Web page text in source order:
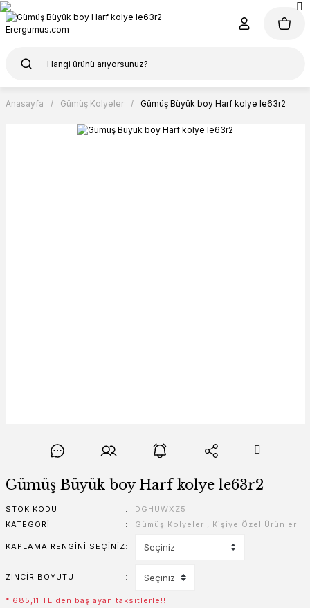
Anasayfa Gümüş Kolyeler Gümüş Büyük boy Harf kolye le63r2
Gümüş Büyük boy Harf kolye le63r2
STOK KODU
DGHUWXZ5
KATEGORI
Gümüş Kolyeler , Kişiye Özel Ürünler
KAPLAMA RENGINI SEÇINIZ
ZINCIR BOYUTU
* 685,11 TL den başlayan taksitlerle!!